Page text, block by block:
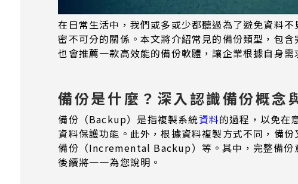
在日常生活中，我們或多或少都聽過為了避免資料
密不可分的關係。本文將介紹常見的備份類型，包
也會推薦一款高效能的備份軟體，讓企業根據自身
備份是什麼？深入認識備份概念
備份（Backup）是指複製系統資料的過程，以免在
資料保護功能。此外，根據資料複製方式不同，
備份（Incremental Backup）等。其中，完整備份
後續將一一為您說明。